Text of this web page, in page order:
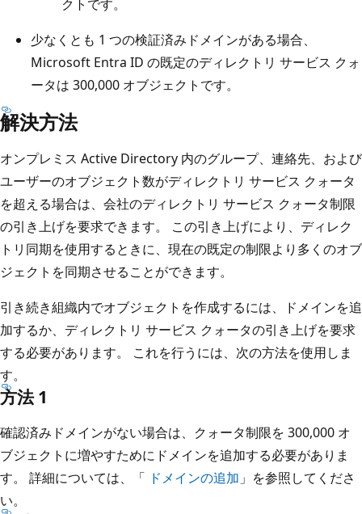
クトです。
少なくとも 1 つの検証済みドメインがある場合、
Microsoft Entra ID の既定のディレクトリ サービス クォ
ータは 300,000 オブジェクトです。
解決方法
オンプレミス Active Directory 内のグループ、連絡先、および
ユーザーのオブジェクト数がディレクトリ サービス クォータ
を超える場合は、会社のディレクトリ サービス クォータ制限
の引き上げを要求できます。 この引き上げにより、ディレク
トリ同期を使用するときに、現在の既定の制限より多くのオブ
ジェクトを同期させることができます。
引き続き組織内でオブジェクトを作成するには、ドメインを追
加するか、ディレクトリ サービス クォータの引き上げを要求
する必要があります。 これを行うには、次の方法を使用しま
す。
方法 1
確認済みドメインがない場合は、クォータ制限を 300,000 オ
ブジェクトに増やすためにドメインを追加する必要がありま
す。 詳細については、「 ドメインの追加 」を参照してくださ
い。